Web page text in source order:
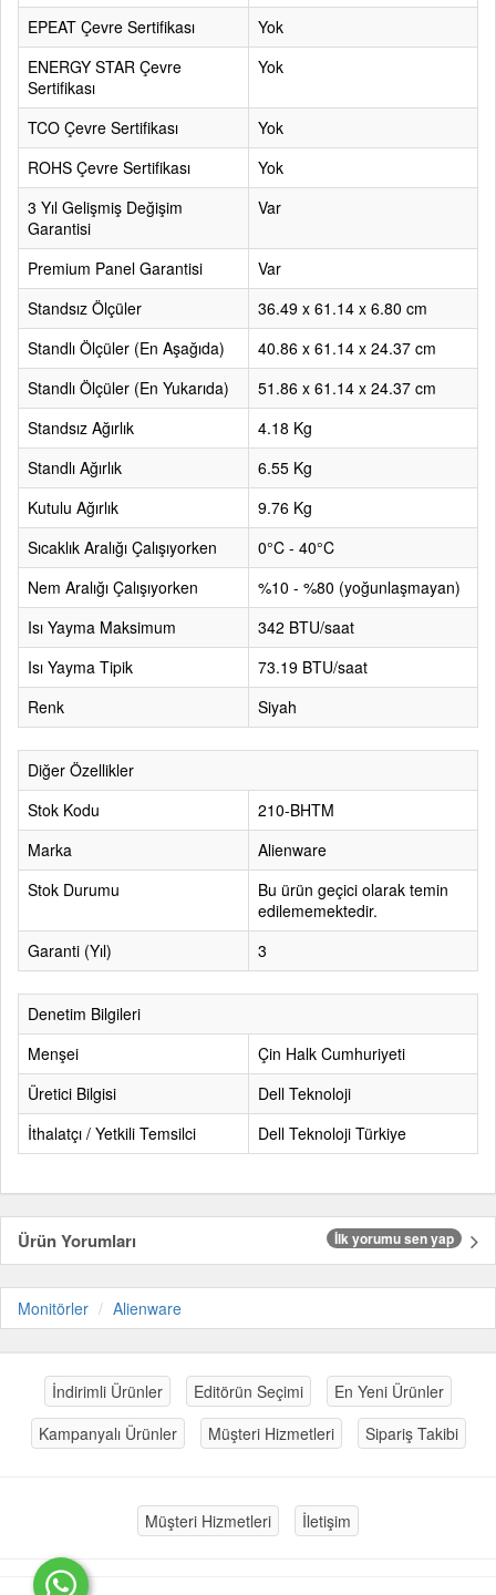
EPEAT Çevre Sertifikası
Yok
ENERGY STAR Çevre
Sertifikası
Yok
TCO Çevre Sertifikası
Yok
ROHS Çevre Sertifikası
Yok
3 Yıl Gelişmiş Değişim
Garantisi
Var
Premium Panel Garantisi
Var
Standsız Ölçüler
36.49 x 61.14 x 6.80 cm
Standlı Ölçüler (En Aşağıda)
40.86 x 61.14 x 24.37 cm
Standlı Ölçüler (En Yukarıda)
51.86 x 61.14 x 24.37 cm
Standsız Ağırlık
4.18 Kg
Standlı Ağırlık
6.55 Kg
Kutulu Ağırlık
9.76 Kg
Sıcaklık Aralığı Çalışıyorken
0°C - 40°C
Nem Aralığı Çalışıyorken
%10 - %80 (yoğunlaşmayan)
Isı Yayma Maksimum
342 BTU/saat
Isı Yayma Tipik
73.19 BTU/saat
Renk
Siyah
Diğer Özellikler
Stok Kodu
210-BHTM
Marka
Alienware
Stok Durumu
Bu ürün geçici olarak temin
edilememektedir.
Garanti (Yıl)
3
Denetim Bilgileri
Menşei
Çin Halk Cumhuriyeti
Üretici Bilgisi
Dell Teknoloji
İthalatçı / Yetkili Temsilci
Dell Teknoloji Türkiye
Ürün Yorumları İlk yorumu sen yap
Monitörler Alienware
İndirimli Ürünler Editörün Seçimi
En Yeni Ürünler
Kampanyalı Ürünler
Müşteri Hizmetleri Sipariş Takibi
Müşteri Hizmetleri İletişim